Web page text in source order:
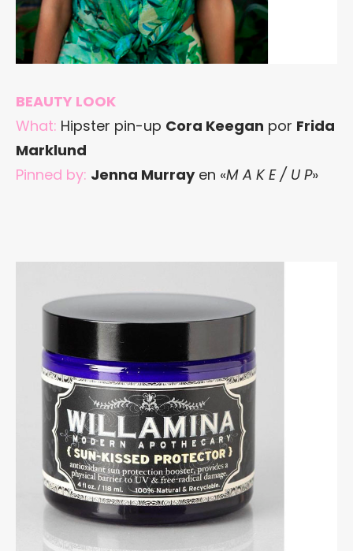
BEAUTY LOOK
What: Hipster pin-up Cora Keegan por Frida
Marklund
Pinned by: Jenna Murrayen «M A K E / U P»